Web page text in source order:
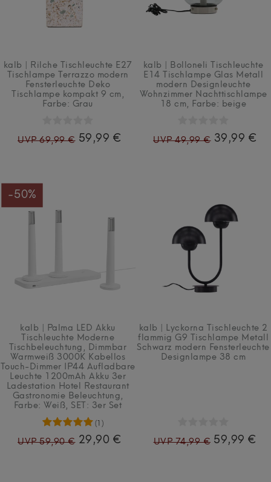
kalb | Rilche Tischleuchte E27
Tischlampe Terrazzo modern
Fensterleuchte Deko
Tischlampe kompakt 9 cm ,
Farbe: Grau
UVP 69,99 € 59,99 €
kalb | Bolloneli Tischleuchte
E14 Tischlampe Glas Metall
modern Designleuchte
Wohnzimmer Nachttischlampe
18 cm , Farbe: beige
UVP 49,99 € 39,99 €
-50%
kalb | Palma LED Akku
Tischleuchte Moderne
Tischbeleuchtung, Dimmbar
Warmweiß 3000K Kabellos
Touch-Dimmer IP44 Aufladbare
Leuchte 1200mAh Akku 3er
Ladestation Hotel Restaurant
Gastronomie Beleuchtung ,
Farbe: Weiß, SET: 3er Set
(1)
UVP 59,90 € 29,90 €
kalb | Lyckorna Tischleuchte 2
flammig G9 Tischlampe Metall
Schwarz modern Fensterleuchte
Designlampe 38 cm
UVP 74,99 € 59,99 €